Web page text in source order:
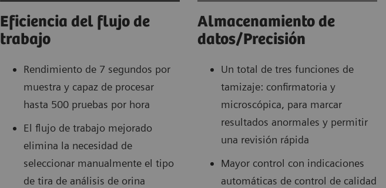
Eficiencia del flujo de
trabajo
Rendimiento de 7 segundos por
muestra y capaz de procesar
hasta 500 pruebas por hora
El flujo de trabajo mejorado
elimina la necesidad de
seleccionar manualmente el tipo
de tira de análisis de orina
Almacenamiento de
datos/Precisión
Un total de tres funciones de
tamizaje: confirmatoria y
microscópica, para marcar
resultados anormales y permitir
una revisión rápida
Mayor control con indicaciones
automáticas de control de calidad